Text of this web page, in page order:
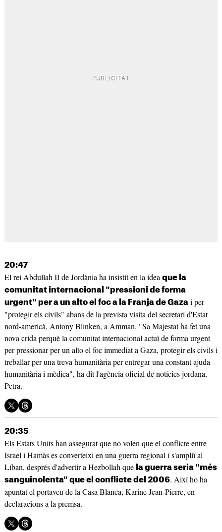
20:47
El rei Abdullah II de Jordània ha insistit en la idea que la
comunitat internacional "pressioni de forma
urgent" per a un alto el foc a la Franja de Gazai per
"protegir els civils" abans de la prevista visita del secretari d'Estat
nord-americà, Antony Blinken, a Amman. "Sa Majestat ha fet una
nova crida perquè la comunitat internacional actuï de forma urgent
per pressionar per un alto el foc immediat a Gaza, protegir els civils i
treballar per una treva humanitària per entregar una constant ajuda
humanitària i mèdica", ha dit l'agència oficial de notícies jordana,
Petra.
20:35
Els Estats Units han assegurat que no volen que el conflicte entre
Israel i Hamàs es converteixi en una guerra regional i s'ampliï al
Líban, després d'advertir a Hezbollah que la guerra seria "més
sanguinolenta" que el conflicte del 2006. Així ho ha
apuntat el portaveu de la Casa Blanca, Karine Jean-Pierre, en
declaracions a la premsa.